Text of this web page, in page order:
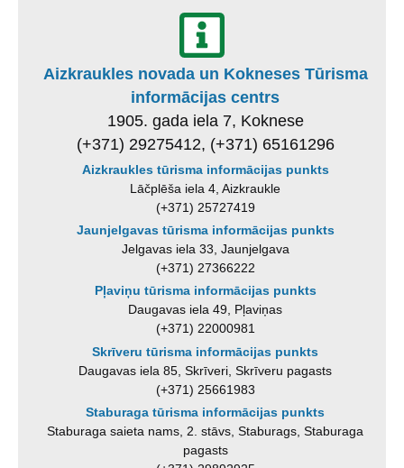
Aizkraukles novada un Kokneses Tūrisma
informācijas centrs
1905. gada iela 7, Koknese
(+371) 29275412, (+371) 65161296
Aizkraukles tūrisma informācijas punkts
Lāčplēša iela 4, Aizkraukle
(+371) 25727419
Jaunjelgavas tūrisma informācijas punkts
Jelgavas iela 33, Jaunjelgava
(+371) 27366222
Pļaviņu tūrisma informācijas punkts
Daugavas iela 49, Pļaviņas
(+371) 22000981
Skrīveru tūrisma informācijas punkts
Daugavas iela 85, Skrīveri, Skrīveru pagasts
(+371) 25661983
Staburaga tūrisma informācijas punkts
Staburaga saieta nams, 2. stāvs, Staburags, Staburaga
pagasts